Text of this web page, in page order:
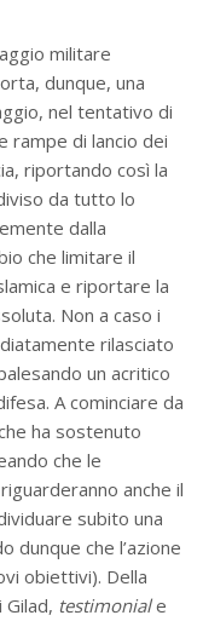
militare
dunque, una
nel tentativo di
di lancio dei
riportando così la
da tutto lo
dalla
che limitare il
e riportare la
Non a caso i
rilasciato
un acritico
A cominciare da
ha sostenuto
che le
anche il
subito una
dunque che l’azione
obiettivi). Della
testimoniale